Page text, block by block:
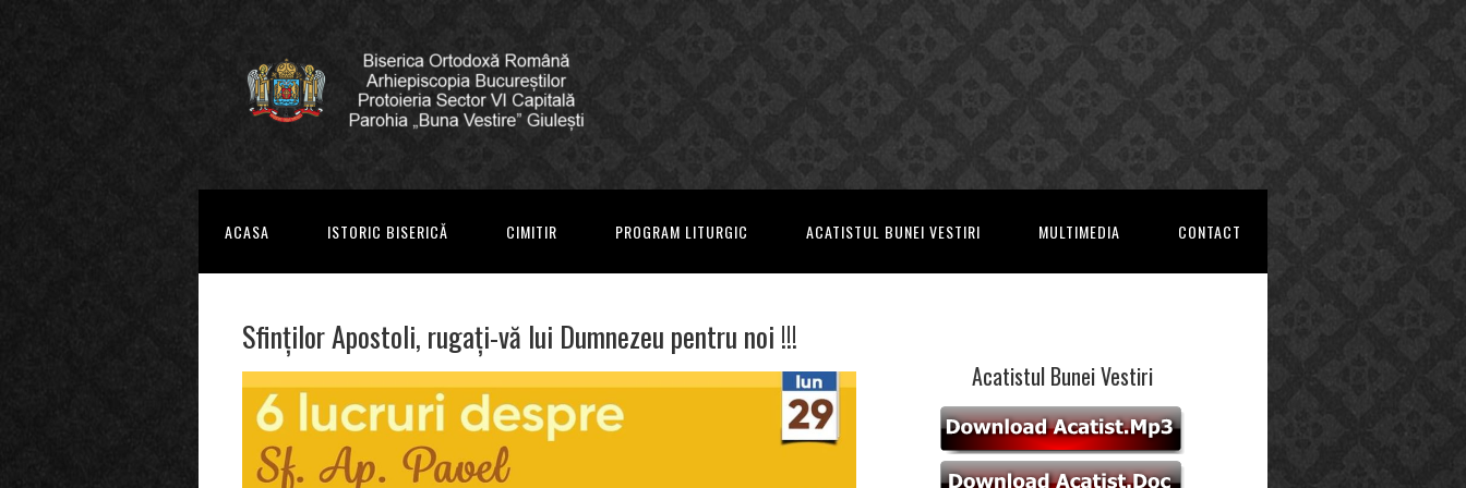
ACASA ISTORIC BISERICĂ CIMITIR PROGRAM LITURGIC ACATISTUL BUNEI VESTIRI MULTIMEDIA CONTACT
Sfinților Apostoli, rugați-vă lui Dumnezeu pentru noi !!!
Acatistul Bunei Vestiri